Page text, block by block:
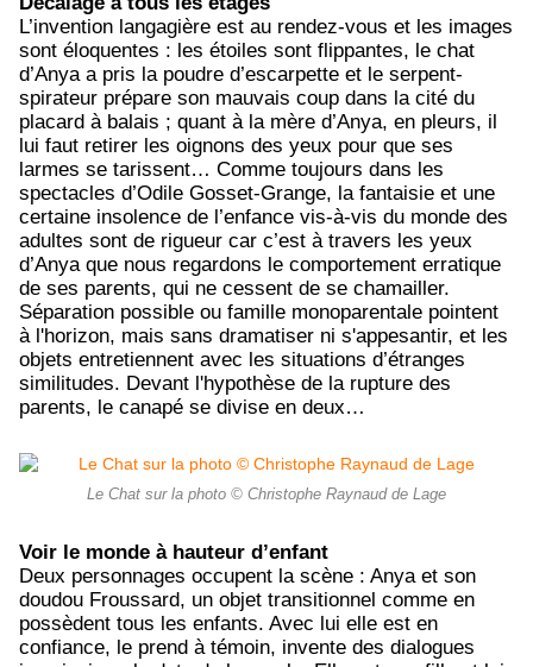
L’invention langagière est au rendez-vous et les images
sont éloquentes : les étoiles sont flippantes, le chat
d’Anya a pris la poudre d’escarpette et le serpent-
spirateur prépare son mauvais coup dans la cité du
placard à balais ; quant à la mère d’Anya, en pleurs, il
lui faut retirer les oignons des yeux pour que ses
larmes se tarissent… Comme toujours dans les
spectacles d’Odile Gosset-Grange, la fantaisie et une
certaine insolence de l’enfance vis-à-vis du monde des
adultes sont de rigueur car c’est à travers les yeux
d’Anya que nous regardons le comportement erratique
de ses parents, qui ne cessent de se chamailler.
Séparation possible ou famille monoparentale pointent
à l'horizon, mais sans dramatiser ni s'appesantir, et les
objets entretiennent avec les situations d’étranges
similitudes. Devant l'hypothèse de la rupture des
parents, le canapé se divise en deux…
Le Chat sur la photo © Christophe Raynaud de Lage
Voir le monde à hauteur d’enfant
Deux personnages occupent la scène : Anya et son
doudou Froussard, un objet transitionnel comme en
possèdent tous les enfants. Avec lui elle est en
confiance, le prend à témoin, invente des dialogues